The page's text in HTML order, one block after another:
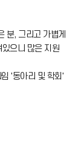
분, 그리고 가볍게
으니 많은 지원
'동아리 및 학회'